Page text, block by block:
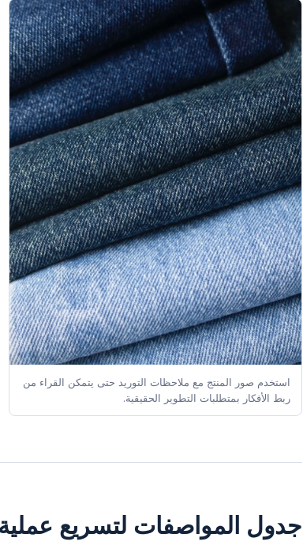
استخدم صور المنتج مع ملاحظات التوريد حتى يتمكن القراء من
ربط الأفكار بمتطلبات التطوير الحقيقية.
جدول المواصفات لتسريع عملية